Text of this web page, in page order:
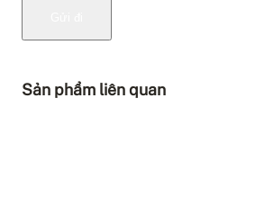
Sản phẩm liên quan